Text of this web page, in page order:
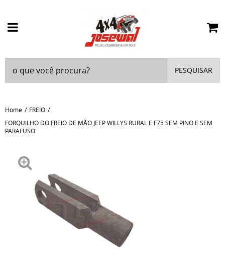
PESQUISAR
Home
FREIO
FORQUILHO DO FREIO DE MÃO JEEP WILLYS RURAL E F75 SEM PINO E SEM
PARAFUSO